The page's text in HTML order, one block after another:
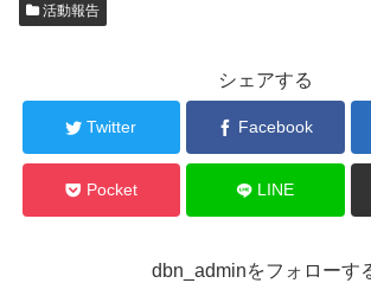
活動報告
シェアする
Twitter Facebook
Pocket LINE
dbn_adminをフォローす